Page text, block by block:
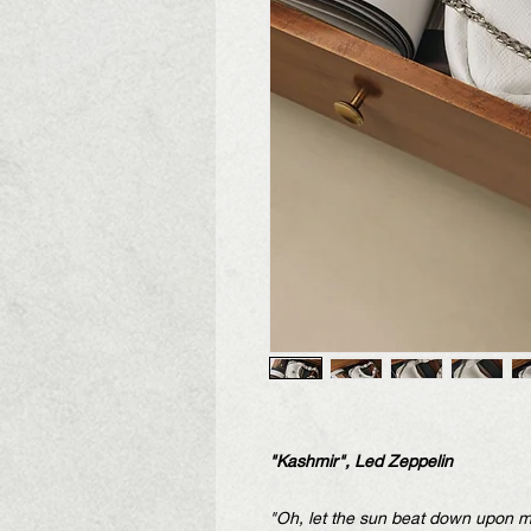
"Kashmir", Led Zeppelin
"Oh, let the sun beat down upon